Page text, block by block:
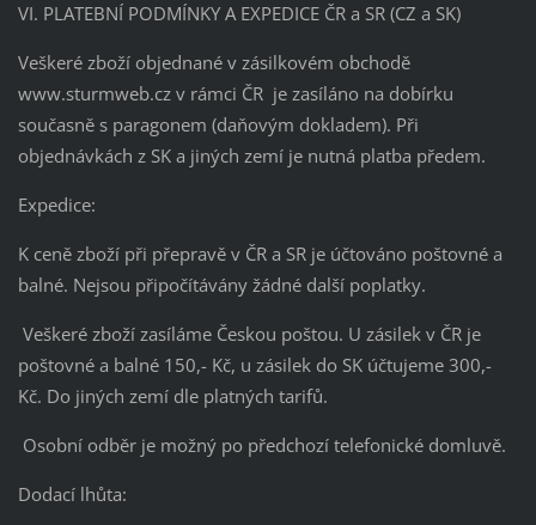
VI. PLATEBNÍ PODMÍNKY A EXPEDICE ČR a SR (CZ a SK)
Veškeré zboží objednané v zásilkovém obchodě
www.sturmweb.cz v rámci ČR je zasíláno na dobírku
současně s paragonem (daňovým dokladem). Při
objednávkách z SK a jiných zemí je nutná platba předem.
Expedice:
K ceně zboží při přepravě v ČR a SR je účtováno poštovné a
balné. Nejsou připočítávány žádné další poplatky.
Veškeré zboží zasíláme Českou poštou. U zásilek v ČR je
poštovné a balné 150,- Kč, u zásilek do SK účtujeme 300,-
Kč. Do jiných zemí dle platných tarifů.
Osobní odběr je možný po předchozí telefonické domluvě.
Dodací lhůta: